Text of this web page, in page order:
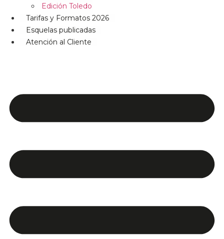
Edición Toledo
Tarifas y Formatos 2026
Esquelas publicadas
Atención al Cliente